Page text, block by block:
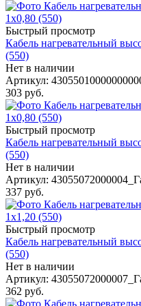
Быстрый просмотр
Кабель нагревательный
(550)
Нет в наличии
Артикул:
303 руб.
Быстрый просмотр
Кабель нагревательный
(550)
Нет в наличии
Артикул:
337 руб.
Быстрый просмотр
Кабель нагревательный
(550)
Нет в наличии
Артикул:
362 руб.